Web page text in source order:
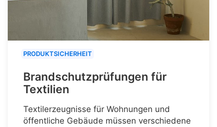
PRODUKTSICHERHEIT
Brandschutzprüfungen für
Textilien
Textilerzeugnisse für Wohnungen und
öffentliche Gebäude müssen verschiedene